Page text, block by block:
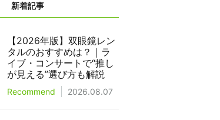
新着記事
【2026年版】双眼鏡レン
タルのおすすめは？｜ラ
イブ・コンサートで“推し
が見える”選び方も解説
Recommend 2026.08.07